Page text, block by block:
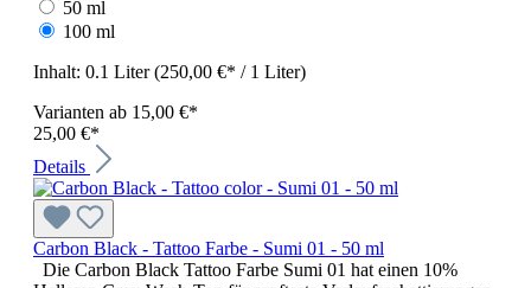
50 ml
100 ml
Inhalt: 0.1 Liter(250,00 €* / 1 Liter)
Varianten ab 15,00 €*
25,00 €*
Details
Carbon Black - Tattoo Farbe - Sumi 01 - 50 ml
Die Carbon Black Tattoo Farbe Sumi 01 hat einen 10%